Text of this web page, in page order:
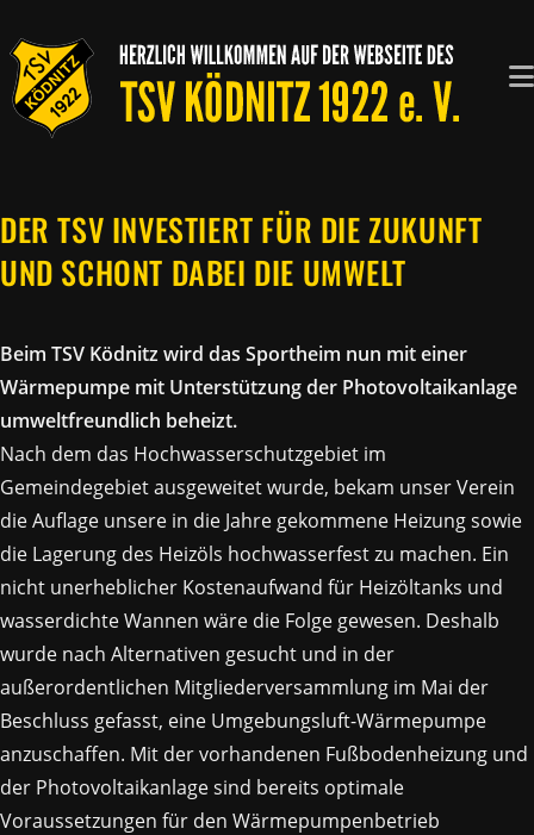
Inhalt
springen
DER TSV INVESTIERT FÜR DIE ZUKUNFT
UND SCHONT DABEI DIE UMWELT
Beim TSV Ködnitz wird das Sportheim nun mit einer
Wärmepumpe mit Unterstützung der Photovoltaikanlage
umweltfreundlich beheizt.
Nach dem das Hochwasserschutzgebiet im
Gemeindegebiet ausgeweitet wurde, bekam unser Verein
die Auflage unsere in die Jahre gekommene Heizung sowie
die Lagerung des Heizöls hochwasserfest zu machen. Ein
nicht unerheblicher Kostenaufwand für Heizöltanks und
wasserdichte Wannen wäre die Folge gewesen. Deshalb
wurde nach Alternativen gesucht und in der
außerordentlichen Mitgliederversammlung im Mai der
Beschluss gefasst, eine Umgebungsluft-Wärmepumpe
anzuschaffen. Mit der vorhandenen Fußbodenheizung und
der Photovoltaikanlage sind bereits optimale
Voraussetzungen für den Wärmepumpenbetrieb